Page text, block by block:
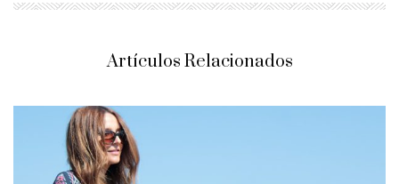
Artículos Relacionados